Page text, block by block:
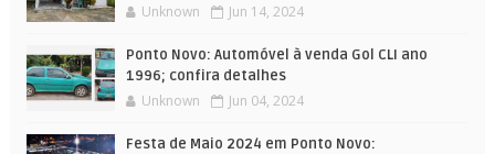
Unknown Jun 14, 2024
Ponto Novo: Automóvel à venda Gol CLI ano
1996; confira detalhes
Unknown Jun 04, 2024
Festa de Maio 2024 em Ponto Novo: